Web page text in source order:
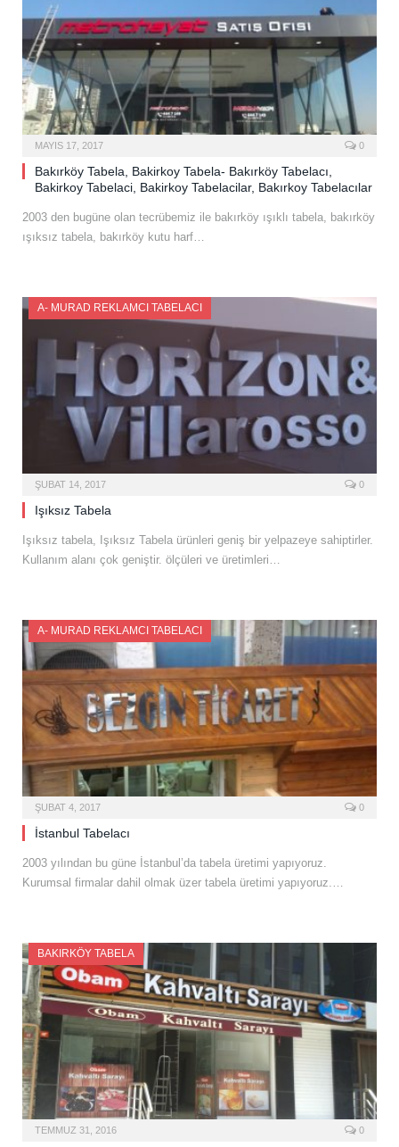
MAYIS 17, 2017 0
Bakırköy Tabela, Bakirkoy Tabela- Bakırköy Tabelacı,
Bakirkoy Tabelaci, Bakirkoy Tabelacilar, Bakırkoy Tabelacılar
2003 den bugüne olan tecrübemiz ile bakırköy ışıklı tabela, bakırköy
ışıksız tabela, bakırköy kutu harf…
A- MURAD REKLAMCI TABELACI
ŞUBAT 14, 2017 0
Işıksız Tabela
Işıksız tabela, Işıksız Tabela ürünleri geniş bir yelpazeye sahiptirler.
Kullanım alanı çok geniştir. ölçüleri ve üretimleri…
A- MURAD REKLAMCI TABELACI
ŞUBAT 4, 2017 0
İstanbul Tabelacı
2003 yılından bu güne İstanbul’da tabela üretimi yapıyoruz.
Kurumsal firmalar dahil olmak üzer tabela üretimi yapıyoruz.…
BAKIRKÖY TABELA
TEMMUZ 31, 2016 0